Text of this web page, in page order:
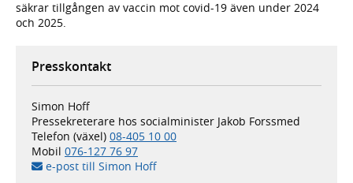
säkrar tillgången av vaccin mot covid-19 även under 2024
och 2025.
Presskontakt
Simon Hoff
Pressekreterare hos socialminister Jakob Forssmed
Telefon (växel) 08-405 10 00
Mobil 076-127 76 97
e-post till Simon Hoff